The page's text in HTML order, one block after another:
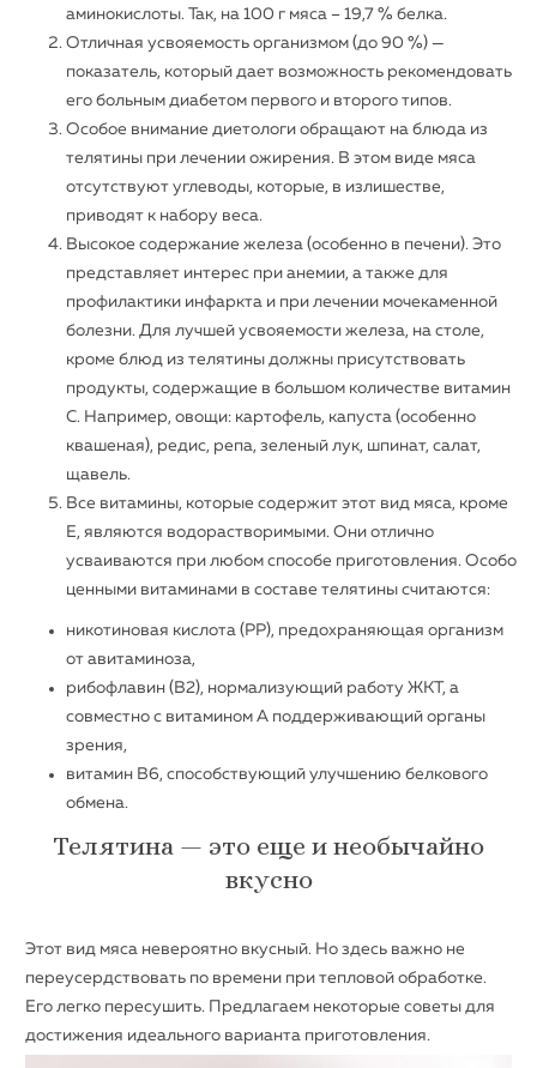
аминокислоты. Так, на 100 г мяса – 19,7 % белка.
Отличная усвояемость организмом (до 90 %) —
показатель, который дает возможность рекомендовать
его больным диабетом первого и второго типов.
Особое внимание диетологи обращают на блюда из
телятины при лечении ожирения. В этом виде мяса
отсутствуют углеводы, которые, в излишестве,
приводят к набору веса.
Высокое содержание железа (особенно в печени). Это
представляет интерес при анемии, а также для
профилактики инфаркта и при лечении мочекаменной
болезни. Для лучшей усвояемости железа, на столе,
кроме блюд из телятины должны присутствовать
продукты, содержащие в большом количестве витамин
С. Например, овощи: картофель, капуста (особенно
квашеная), редис, репа, зеленый лук, шпинат, салат,
щавель.
Все витамины, которые содержит этот вид мяса, кроме
Е, являются водорастворимыми. Они отлично
усваиваются при любом способе приготовления. Особо
ценными витаминами в составе телятины считаются:
никотиновая кислота (РР), предохраняющая организм
от авитаминоза,
рибофлавин (В2), нормализующий работу ЖКТ, а
совместно с витамином А поддерживающий органы
зрения,
витамин В6, способствующий улучшению белкового
обмена.
Телятина — это еще и необычайно
вкусно
Этот вид мяса невероятно вкусный. Но здесь важно не
переусердствовать по времени при тепловой обработке.
Его легко пересушить. Предлагаем некоторые советы для
достижения идеального варианта приготовления.